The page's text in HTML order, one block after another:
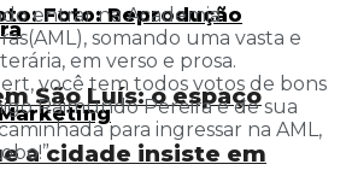
São Luís: o espaço
a cidade insiste em
entrar na Academia
somando uma vasta e
em verso e prosa.
você tem todos votos de bons
Raimundo Pereira e de sua
para ingressar na AML,